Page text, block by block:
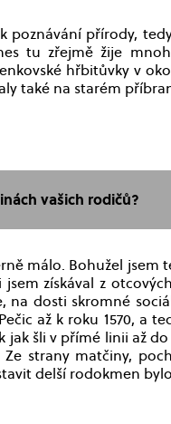
poznávání přírody,
tu zřejmě žije
hřbitůvky v
také na starém
vašich rodičů?
málo. Bohužel jsem
získával z
na dosti skromné
až k roku 1570, a
šli v přímé linii až
strany matčiny,
delší rodokmen